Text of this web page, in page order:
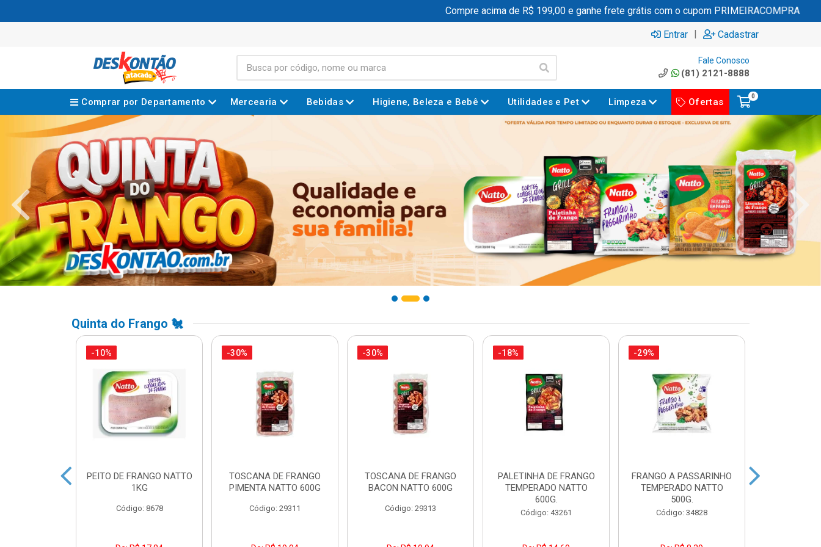
Compre acima de R$ 199,00 e ganhe frete grátis com o cupom PRIMEIRACOMPRA
Entrar | Cadastrar
Fale Conosco
(81) 2121-8888
Comprar por Departamento Mercearia Bebidas Higiene, Beleza e Bebê Utilidades e Pet Limpeza Ofertas
0
Quinta do Frango 🐔
-10%
PEITO DE FRANGO NATTO
1KG
Código: 8678
-30%
TOSCANA DE FRANGO
PIMENTA NATTO 600G
Código: 29311
-30%
TOSCANA DE FRANGO
BACON NATTO 600G
Código: 29313
-18%
PALETINHA DE FRANGO
TEMPERADO NATTO
600G.
Código: 43261
-29%
FRANGO A PASSARINHO
TEMPERADO NATTO
500G.
Código: 34828